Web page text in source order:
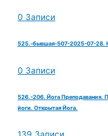
0 Записи
525.-бывшая-507-2025-07-28.
0 Записи
526.-206. Йога Преподавания.
йоги. Открытая Йога.